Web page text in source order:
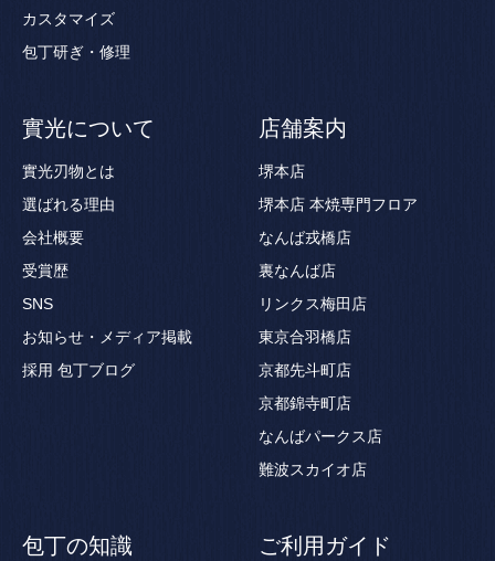
カスタマイズ
包丁研ぎ・修理
實光について
實光刃物とは
選ばれる理由
会社概要
受賞歴
SNS
お知らせ・メディア掲載
採用 包丁ブログ
店舗案内
堺本店
堺本店 本焼専門フロア
なんば戎橋店
裏なんば店
リンクス梅田店
東京合羽橋店
京都先斗町店
京都錦寺町店
なんばパークス店
難波スカイオ店
包丁の知識 ご利用ガイド